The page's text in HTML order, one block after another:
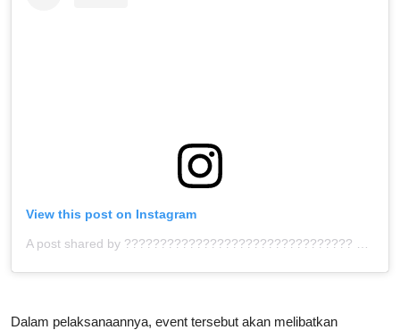
View this post on Instagram
Dalam pelaksanaannya, event tersebut akan melibatkan